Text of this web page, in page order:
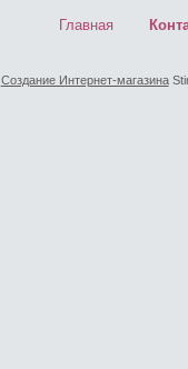
Главная
Создание Интернет-магазина